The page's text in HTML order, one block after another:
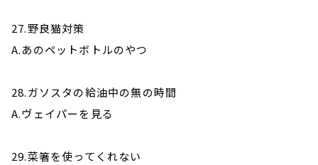
27.野良猫対策
A.あのペットボトルのやつ
28.ガソスタの給油中の無の時間
A.ヴェイパーを見る
29.菜箸を使ってくれない